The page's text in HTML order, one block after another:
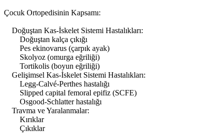
Çocuk Ortopedisinin Kapsamı:
Doğuştan Kas-İskelet Sistemi Hastalıkları:
Doğuştan kalça çıkığı
Pes ekinovarus (çarpık ayak)
Skolyoz (omurga eğriliği)
Tortikolis (boyun eğriliği)
Gelişimsel Kas-İskelet Sistemi Hastalıkları:
Legg-Calvé-Perthes hastalığı
Slipped capital femoral epifiz (SCFE)
Osgood-Schlatter hastalığı
Travma ve Yaralanmalar:
Kırıklar
Çıkıklar